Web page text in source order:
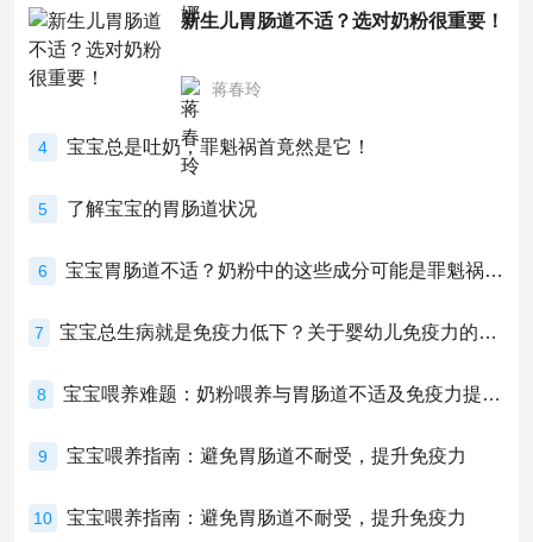
新生儿胃肠道不适？选对奶粉很重要！
蒋春玲
4 宝宝总是吐奶，罪魁祸首竟然是它！
5 了解宝宝的胃肠道状况
6 宝宝胃肠道不适？奶粉中的这些成分可能是罪魁祸首！
7 宝宝总生病就是免疫力低下？关于婴幼儿免疫力的真相，家长必须了解！
8 宝宝喂养难题：奶粉喂养与胃肠道不适及免疫力提升的奥秘
9 宝宝喂养指南：避免胃肠道不耐受，提升免疫力
10 宝宝喂养指南：避免胃肠道不耐受，提升免疫力